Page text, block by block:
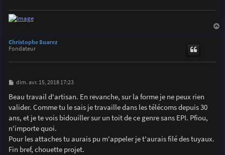
Christophe Suarez
Fondateur
M
s
s
a
e
dim. avr. 15, 2018 17:23
Beau travail d'artisan. En revanche, sur la forme je ne peux rien
valider. Comme tu le sais je travaille dans les télécoms depuis 30
ans, et je te vois bidouiller sur un toit de ce genre sans EPI. Pfiou,
n'importe quoi.
Pour les attaches tu aurais pu m'appeler je t'aurais filé des tuyaux.
Fin bref, chouette projet.